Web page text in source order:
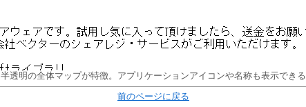
半透明の全体マップが特徴。アプリケーションアイコンや名称も表示できる
前のページに戻る